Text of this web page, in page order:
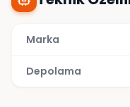
Marka
Depolama